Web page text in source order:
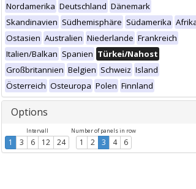
Nordamerika Deutschland Dänemark
Skandinavien Südhemisphäre Südamerika
Ostasien Australien Niederlande Frankreich
Italien/Balkan Spanien Türkei/Nahost
Großbritannien Belgien Schweiz Island
Österreich Osteuropa Polen Finnland
Options
Intervall
1 3 6 12 24
Number of panels in row
1 2 3 4 6